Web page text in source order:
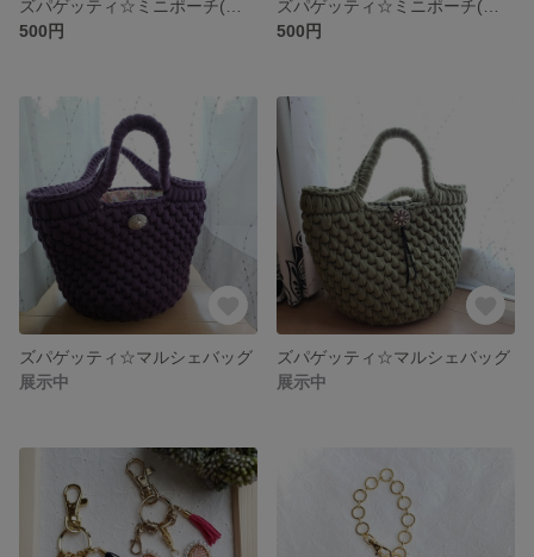
500円
500円
ズパゲッティ☆マルシェバッグ
展示中
ズパゲッティ☆マルシェバッグ
展示中